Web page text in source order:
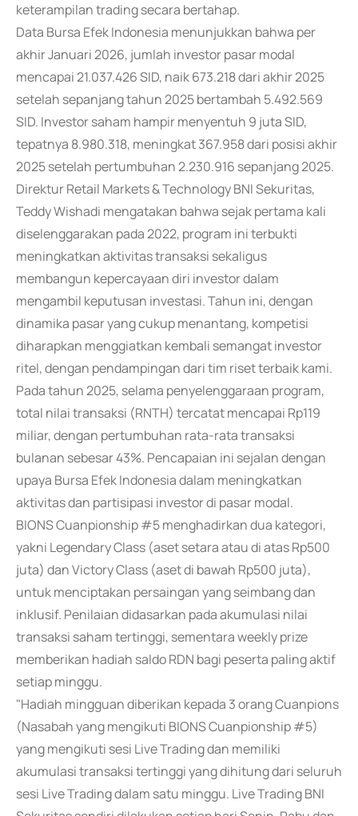
keterampilan trading secara bertahap.
Data Bursa Efek Indonesia menunjukkan bahwa per
akhir Januari 2026, jumlah investor pasar modal
mencapai 21.037.426 SID, naik 673.218 dari akhir 2025
setelah sepanjang tahun 2025 bertambah 5.492.569
SID. Investor saham hampir menyentuh 9 juta SID,
tepatnya 8.980.318, meningkat 367.958 dari posisi akhir
2025 setelah pertumbuhan 2.230.916 sepanjang 2025.
Direktur Retail Markets & Technology BNI Sekuritas,
Teddy Wishadi mengatakan bahwa sejak pertama kali
diselenggarakan pada 2022, program ini terbukti
meningkatkan aktivitas transaksi sekaligus
membangun kepercayaan diri investor dalam
mengambil keputusan investasi. Tahun ini, dengan
dinamika pasar yang cukup menantang, kompetisi
diharapkan menggiatkan kembali semangat investor
ritel, dengan pendampingan dari tim riset terbaik kami.
Pada tahun 2025, selama penyelenggaraan program,
total nilai transaksi (RNTH) tercatat mencapai Rp119
miliar, dengan pertumbuhan rata-rata transaksi
bulanan sebesar 43%. Pencapaian ini sejalan dengan
upaya Bursa Efek Indonesia dalam meningkatkan
aktivitas dan partisipasi investor di pasar modal.
BIONS Cuanpionship #5 menghadirkan dua kategori,
yakni Legendary Class (aset setara atau di atas Rp500
juta) dan Victory Class (aset di bawah Rp500 juta),
untuk menciptakan persaingan yang seimbang dan
inklusif. Penilaian didasarkan pada akumulasi nilai
transaksi saham tertinggi, sementara weekly prize
memberikan hadiah saldo RDN bagi peserta paling aktif
setiap minggu.
"Hadiah mingguan diberikan kepada 3 orang Cuanpions
(Nasabah yang mengikuti BIONS Cuanpionship #5)
yang mengikuti sesi Live Trading dan memiliki
akumulasi transaksi tertinggi yang dihitung dari seluruh
sesi Live Trading dalam satu minggu. Live Trading BNI